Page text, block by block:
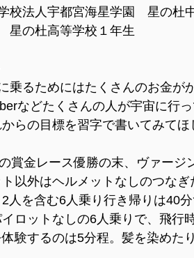
校法人宇都宮海星学園　星の杜
星の杜高等学校１年生
乗るためにはたくさんのお金が
などたくさんの人が宇宙に行
らの目標を習字で書いてみてほ
賞金レース優勝の末、ヴァー
以外はヘルメットなしのつな
2人を含む6人乗り行き帰りは40
ロットなしの6人乗りで、飛行
験するのは5分程。髪を染めた